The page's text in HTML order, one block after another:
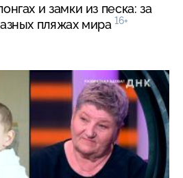
и замки из песка: за
пляжах мира 16+